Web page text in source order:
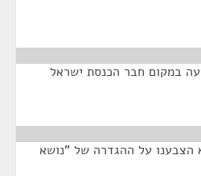
במקום חבר הכנסת ישראל
רק מדגיש שבסעיף 1 לא הצבענו על ההגדרה של "נושא